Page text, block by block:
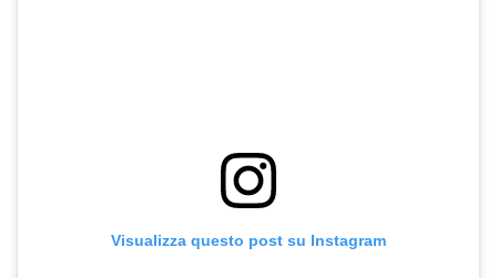
Visualizza questo post su Instagram